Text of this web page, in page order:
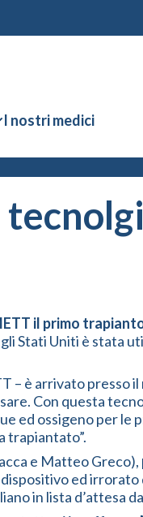
I nostri medici
il primo
Stati Uniti è stata
– è arrivato
Con questa
ed ossigeno per
trapiantato”.
e Matteo Greco),
ed
in lista d’attesa